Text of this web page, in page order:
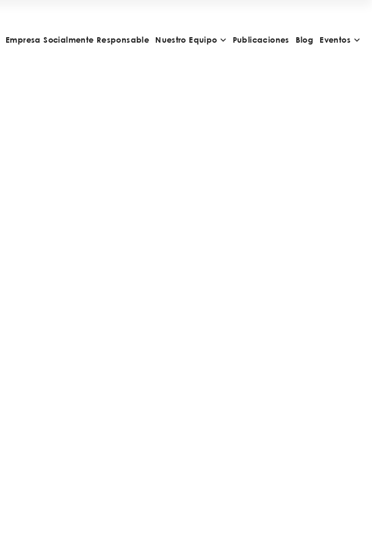
Empresa Socialmente Responsable Nuestro Equipo Publicaciones Blog Eventos